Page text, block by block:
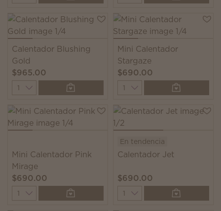
Calentador Blushing
Gold
$965.00
Quantity
Mini Calentador
Stargaze
$690.00
Quantity
Mini Calentador Pink
Mirage
$690.00
Quantity
En tendencia
Calentador Jet
$690.00
Quantity